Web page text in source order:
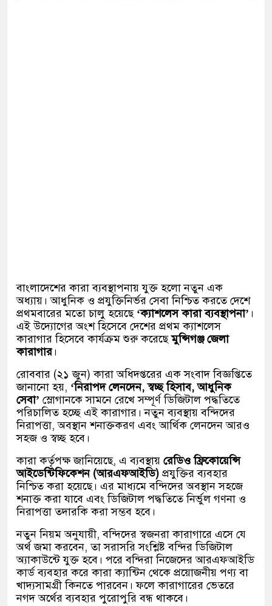
বাংলাদেশের কারা ব্যবস্থাপনায় যুক্ত হলো নতুন এক
অধ্যায়। আধুনিক ও প্রযুক্তিনির্ভর সেবা নিশ্চিত করতে দেশে
প্রথমবারের মতো চালু হয়েছে ‘ক্যাশলেস কারা ব্যবস্থাপনা’ ।
এই উদ্যোগের অংশ হিসেবে দেশের প্রথম ক্যাশলেস
কারাগার হিসেবে কার্যক্রম শুরু করেছেমুন্সিগঞ্জ জেলা
কারাগার।
রোববার (২১ জুন) কারা অধিদপ্তরের এক সংবাদ বিজ্ঞপ্তিতে
জানানো হয়, ‘নিরাপদ লেনদেন, স্বচ্ছ হিসাব, আধুনিক
সেবা’ স্লোগানকে সামনে রেখে সম্পূর্ণ ডিজিটাল পদ্ধতিতে
পরিচালিত হচ্ছে এই কারাগার। নতুন ব্যবস্থায় বন্দিদের
নিরাপত্তা, অবস্থান শনাক্তকরণ এবং আর্থিক লেনদেন আরও
সহজ ও স্বচ্ছ হবে।
কারা কর্তৃপক্ষ জানিয়েছে, এ ব্যবস্থায় রেডিও ফ্রিকোয়েন্সি
আইডেন্টিফিকেশন (আরএফআইডি) প্রযুক্তির ব্যবহার
নিশ্চিত করা হয়েছে। এর মাধ্যমে বন্দিদের অবস্থান সহজে
শনাক্ত করা যাবে এবং ডিজিটাল পদ্ধতিতে নির্ভুল গণনা ও
নিরাপত্তা তদারকি করা সম্ভব হবে।
নতুন নিয়ম অনুযায়ী, বন্দিদের স্বজনরা কারাগারে এসে যে
অর্থ জমা করবেন, তা সরাসরি সংশ্লিষ্ট বন্দির ডিজিটাল
অ্যাকাউন্টে যুক্ত হবে। পরে বন্দিরা নিজেদের আরএফআইডি
কার্ড ব্যবহার করে কারা ক্যান্টিন থেকে প্রয়োজনীয় পণ্য বা
খাদ্যসামগ্রী কিনতে পারবেন। ফলে কারাগারের ভেতরে
নগদ অর্থের ব্যবহার পুরোপুরি বন্ধ থাকবে।